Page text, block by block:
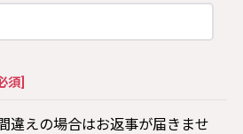
須
違えの場合はお返事が届きませ